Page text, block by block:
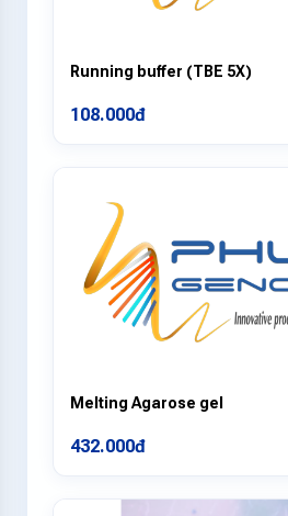
Running buffer (TBE 5X)
108.000đ
Melting Agarose gel
432.000đ